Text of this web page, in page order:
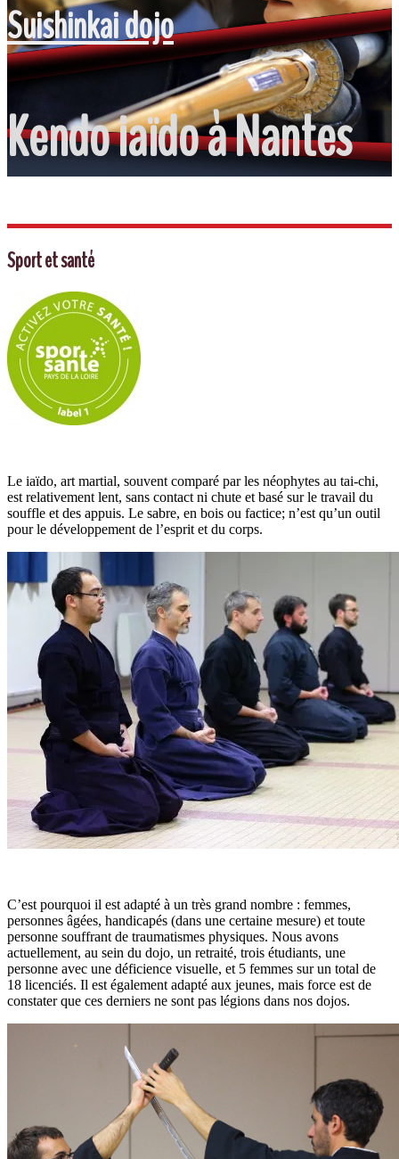
Suishinkai dojo
Kendo iaïdo à Nantes
Sport et santé
Le iaïdo, art martial, souvent comparé par les néophytes au tai-chi,
est relativement lent, sans contact ni chute et basé sur le travail du
souffle et des appuis. Le sabre, en bois ou factice; n’est qu’un outil
pour le développement de l’esprit et du corps.
C’est pourquoi il est adapté à un très grand nombre : femmes,
personnes âgées, handicapés (dans une certaine mesure) et toute
personne souffrant de traumatismes physiques. Nous avons
actuellement, au sein du dojo, un retraité, trois étudiants, une
personne avec une déficience visuelle, et 5 femmes sur un total de
18 licenciés. Il est également adapté aux jeunes, mais force est de
constater que ces derniers ne sont pas légions dans nos dojos.